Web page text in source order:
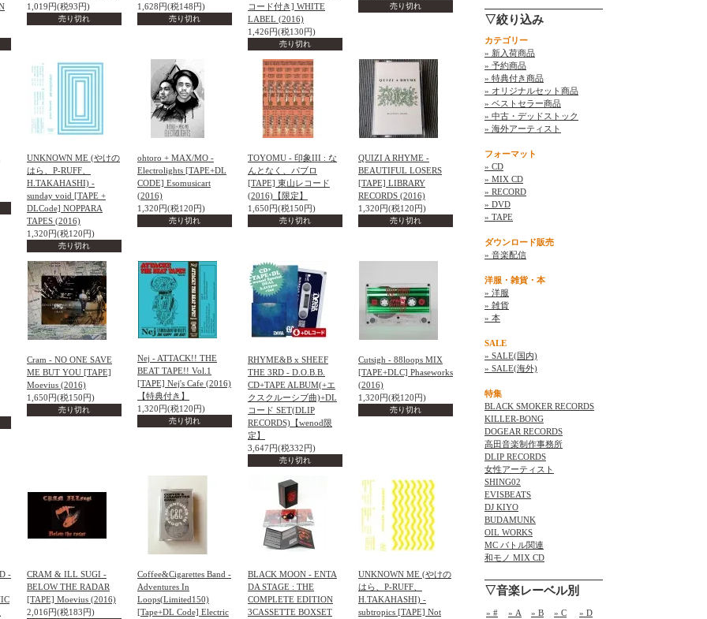
1,019円(税93円)
売り切れ
1,628円(税148円)
売り切れ
コード付き] WHITE
LABEL (2016)
1,426円(税130円)
売り切れ
売り切れ
UNKNOWN ME (やけの
はら、P-RUFF、
H.TAKAHASHI) -
sunday void [TAPE +
DLCode] NOPPARA
TAPES (2016)
1,320円(税120円)
売り切れ
ohtoro + MAX/MO -
Electrolights [TAPE+DL
CODE] Esomusicart
(2016)
1,320円(税120円)
売り切れ
TOYOMU - 印象III : な
んとなく、パブロ
[TAPE] 東山レコード
(2016)【限定】
1,650円(税150円)
売り切れ
QUIZI A RHYME -
BEAUTIFUL LOSERS
[TAPE] LIBRARY
RECORDS (2016)
1,320円(税120円)
売り切れ
Cram - NO ONE SAVE
ME BUT YOU [TAPE]
Moevius (2016)
1,650円(税150円)
売り切れ
Nej - ATTACK!! THE
BEAT TAPE!! Vol.1
[TAPE] Nej's Cafe (2016)
【特典付き】
1,320円(税120円)
売り切れ
RHYME&B x SHEEF
THE 3RD - D.O.B.B.
CD+TAPE ALBUM(+エ
クスクルーシブ曲)+DL
コード SET(DLIP
RECORDS)【wenod限
定】
3,647円(税332円)
売り切れ
Cutsigh - 88loops MIX
[TAPE+DLC] Phaseworks
(2016)
1,320円(税120円)
売り切れ
-
CRAM & ILL SUGI -
BELOW THE RADAR
[TAPE] Moevius (2016)
2,016円(税183円)
Coffee&Cigarettes Band -
Adventures In
Loops(Limited150)
[Tape+DL Code] Electric
BLACK MOON - ENTA
DA STAGE : THE
COMPLETE EDITION
3CASSETTE BOXSET
UNKNOWN ME (やけの
はら、P-RUFF、
H.TAKAHASHI) -
subtropics [TAPE] Not
▽絞り込み
カテゴリー
» 新入荷商品
» 予約商品
» 特典付き商品
» オリジナルセット商品
» ベストセラー商品
» 中古・デッドストック
» 海外アーティスト
フォーマット
» CD
» MIX CD
» RECORD
» DVD
» TAPE
ダウンロード販売
» 音楽配信
洋服・雑貨・本
» 洋服
» 雑貨
» 本
SALE
» SALE(国内)
» SALE(海外)
特集
BLACK SMOKER RECORDS
KILLER-BONG
DOGEAR RECORDS
高田音楽制作事務所
DLIP RECORDS
女性アーティスト
SHING02
EVISBEATS
DJ KIYO
BUDAMUNK
OIL WORKS
MC バトル関連
和モノ MIX CD
▽音楽レーベル別
» # » A » B » C
» D